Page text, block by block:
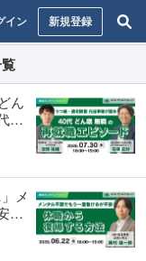
イン 新規登録
ん
×
メ
心